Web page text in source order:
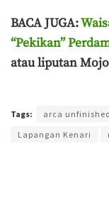
BACA JUGA:
“Pekikan”
atau liputan
Tags: arca
Lapangan Kenari